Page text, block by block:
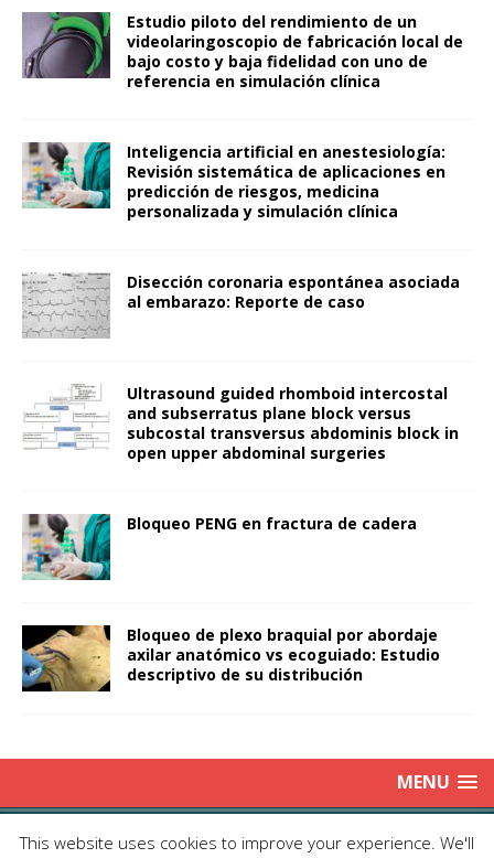
Estudio piloto del rendimiento de un
videolaringoscopio de fabricación local de
bajo costo y baja fidelidad con uno de
referencia en simulación clínica
Inteligencia artificial en anestesiología:
Revisión sistemática de aplicaciones en
predicción de riesgos, medicina
personalizada y simulación clínica
Disección coronaria espontánea asociada
al embarazo: Reporte de caso
Ultrasound guided rhomboid intercostal
and subserratus plane block versus
subcostal transversus abdominis block in
open upper abdominal surgeries
Bloqueo PENG en fractura de cadera
Bloqueo de plexo braquial por abordaje
axilar anatómico vs ecoguiado: Estudio
descriptivo de su distribución
MENU
Copyright © 2025 | Publicación Oficial de la Sociedad de Médicos
This website uses cookies to improve your experience. We'll